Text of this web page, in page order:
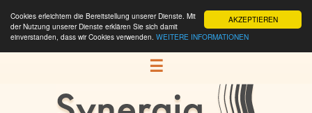
AKZEPTIEREN
Cookies erleichtern die Bereitstellung unserer Dienste. Mit
der Nutzung unserer Dienste erklären Sie sich damit
einverstanden, dass wir Cookies verwenden. WEITERE INFORMATIONEN
☰